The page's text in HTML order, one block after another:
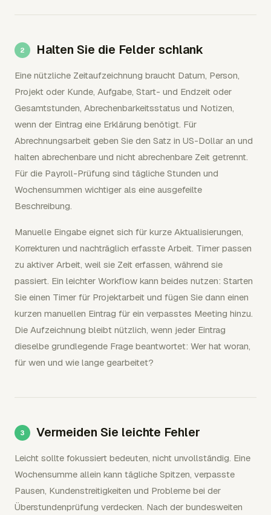
Halten Sie die Felder schlank
Eine nützliche Zeitaufzeichnung braucht Datum, Person,
Projekt oder Kunde, Aufgabe, Start- und Endzeit oder
Gesamtstunden, Abrechenbarkeitsstatus und Notizen,
wenn der Eintrag eine Erklärung benötigt. Für
Abrechnungsarbeit geben Sie den Satz in US-Dollar an und
halten abrechenbare und nicht abrechenbare Zeit getrennt.
Für die Payroll-Prüfung sind tägliche Stunden und
Wochensummen wichtiger als eine ausgefeilte
Beschreibung.
Manuelle Eingabe eignet sich für kurze Aktualisierungen,
Korrekturen und nachträglich erfasste Arbeit. Timer passen
zu aktiver Arbeit, weil sie Zeit erfassen, während sie
passiert. Ein leichter Workflow kann beides nutzen: Starten
Sie einen Timer für Projektarbeit und fügen Sie dann einen
kurzen manuellen Eintrag für ein verpasstes Meeting hinzu.
Die Aufzeichnung bleibt nützlich, wenn jeder Eintrag
dieselbe grundlegende Frage beantwortet: Wer hat woran,
für wen und wie lange gearbeitet?
Vermeiden Sie leichte Fehler
Leicht sollte fokussiert bedeuten, nicht unvollständig. Eine
Wochensumme allein kann tägliche Spitzen, verpasste
Pausen, Kundenstreitigkeiten und Probleme bei der
Überstundenprüfung verdecken. Nach der bundesweiten